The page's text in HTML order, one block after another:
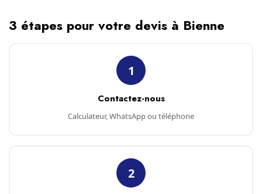
3 étapes pour votre devis à Bienne
1
Contactez-nous
Calculateur, WhatsApp ou téléphone
2